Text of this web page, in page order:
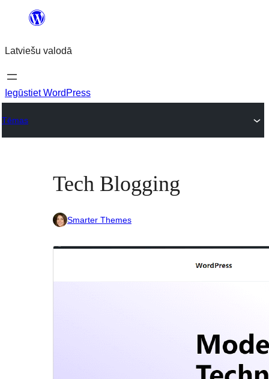
Pāriet
saturu
Latviešu valodā
Iegūstiet WordPress
Tēmas
Tech Blogging
Smarter Themes